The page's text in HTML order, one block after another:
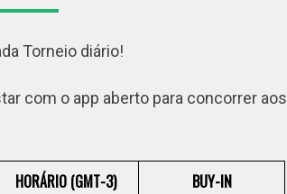
Torneio diário!
com o app aberto para concorrer aos
HORÁRIO (GMT-3) BUY-IN